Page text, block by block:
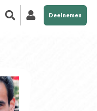
Deelnemen